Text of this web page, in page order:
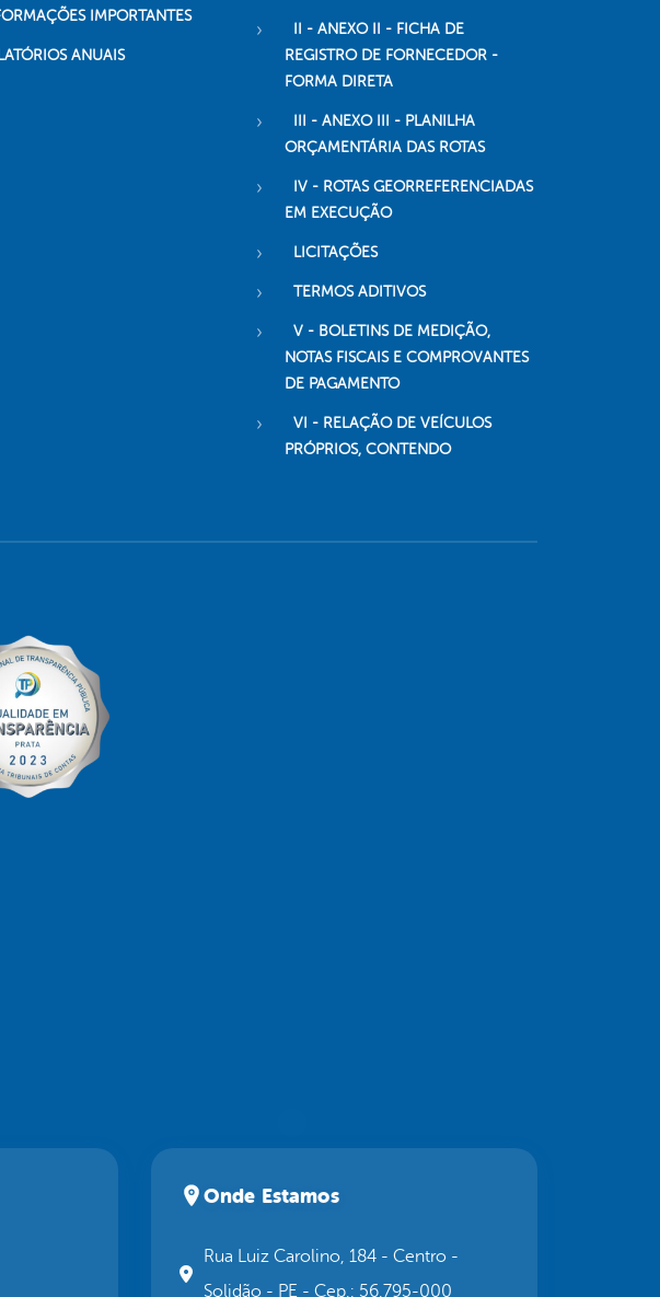
IMPORTANTES
ANUAIS
II - ANEXO II - FICHA DE
REGISTRO DE FORNECEDOR -
FORMA DIRETA
III - ANEXO III - PLANILHA
ORÇAMENTÁRIA DAS ROTAS
IV - ROTAS GEORREFERENCIADAS
EM EXECUÇÃO
LICITAÇÕES
TERMOS ADITIVOS
V - BOLETINS DE MEDIÇÃO,
NOTAS FISCAIS E COMPROVANTES
DE PAGAMENTO
VI - RELAÇÃO DE VEÍCULOS
PRÓPRIOS, CONTENDO
Onde Estamos
Rua Luiz Carolino, 184 - Centro -
Solidão - PE - Cep.: 56.795-000